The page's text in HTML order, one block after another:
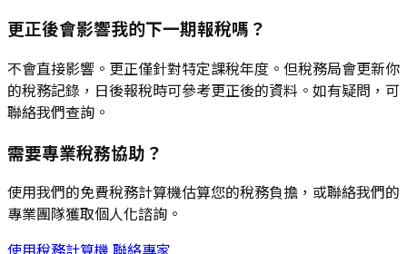
更正後會影響我的下一期報稅嗎？
不會直接影響。更正僅針對特定課稅年度。但稅務局會更新你
的稅務記錄，日後報稅時可參考更正後的資料。如有疑問，可
聯絡我們查詢。
需要專業稅務協助？
使用我們的免費稅務計算機估算您的稅務負擔，或聯絡我們的
專業團隊獲取個人化諮詢。